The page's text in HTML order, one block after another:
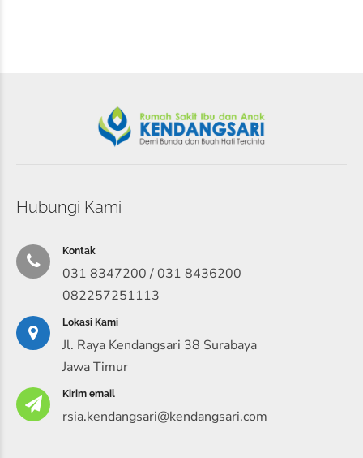
Hubungi Kami
Kontak
031 8347200 / 031 8436200
082257251113
Lokasi Kami
Jl. Raya Kendangsari 38 Surabaya
Jawa Timur
Kirim email
rsia.kendangsari@kendangsari.com